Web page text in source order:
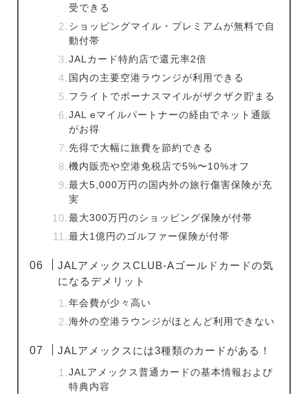
受できる
ショッピングマイル・プレミアムが無料で自
動付帯
JALカード特約店で還元率2倍
国内の主要空港ラウンジが利用できる
フライトでボーナスマイルがザクザク貯まる
JAL eマイルパートナーの経由でネット通販
がお得
先得で大幅に旅費を節約できる
機内販売や空港免税店で5%〜10%オフ
最大5,000万円の国内外の旅行傷害保険が充
実
最大300万円のショッピング保険が付帯
最大1億円のゴルファー保険が付帯
JALアメックスCLUB-Aゴールドカードの気
になるデメリット
年会費が少々高い
海外の空港ラウンジがほとんど利用できない
JALアメックスには3種類のカードがある！
JALアメックス普通カードの基本情報および
特典内容